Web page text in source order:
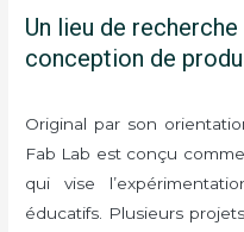
Un lieu de
conception de
Original par son
Fab Lab est conçu
qui vise
éducatifs. Plusieurs